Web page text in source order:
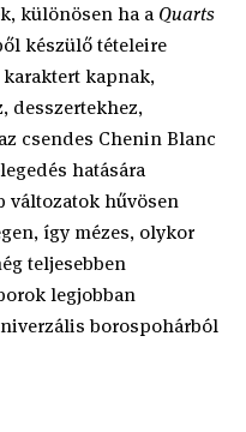
különösen ha a Quarts
készülő tételeire
kapnak,
desszertekhez,
csendes Chenin Blanc
hatására
változatok hűvösen
így mézes, olykor
teljesebben
legjobban
borospohárból